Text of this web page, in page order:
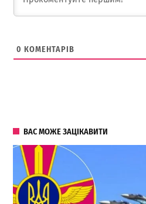
0 КОМЕНТАРІВ
ВАС МОЖЕ ЗАЦІКАВИТИ